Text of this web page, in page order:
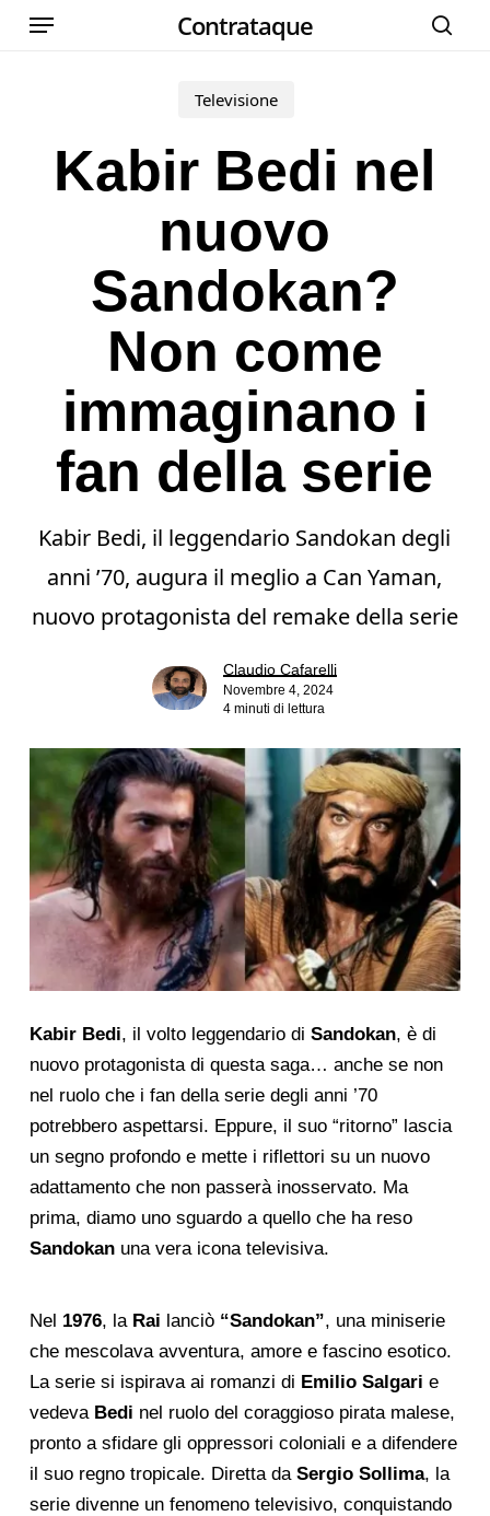
Skip
Contrataque
Menu
Televisione
Kabir Bedi nel
nuovo
Sandokan?
Non come
immaginano i
fan della serie
Kabir Bedi, il leggendario Sandokan degli
anni ’70, augura il meglio a Can Yaman,
nuovo protagonista del remake della serie
Claudio Cafarelli
Novembre 4, 2024
4 minuti di lettura
Kabir Bedi, il volto leggendario di Sandokan, è di
nuovo protagonista di questa saga… anche se non
nel ruolo che i fan della serie degli anni ’70
potrebbero aspettarsi. Eppure, il suo “ritorno” lascia
un segno profondo e mette i riflettori su un nuovo
adattamento che non passerà inosservato. Ma
prima, diamo uno sguardo a quello che ha reso
Sandokanuna vera icona televisiva.
Nel 1976, la Rai lanciò “Sandokan”, una miniserie
che mescolava avventura, amore e fascino esotico.
La serie si ispirava ai romanzi di Emilio Salgari e
vedeva Bedi nel ruolo del coraggioso pirata malese,
pronto a sfidare gli oppressori coloniali e a difendere
il suo regno tropicale. Diretta da Sergio Sollima, la
serie divenne un fenomeno televisivo, conquistando